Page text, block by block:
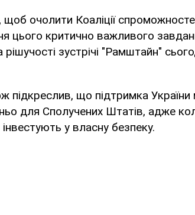
щоб очолити Коаліції
цього критично важливого
зустрічі "Рамштайн"
підкреслив, що підтримка
для Сполучених Штатів, адже
у власну безпеку.